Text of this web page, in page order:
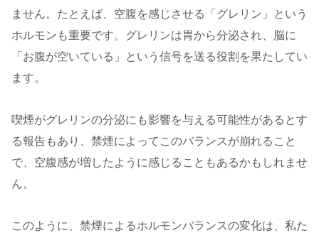
ません。たとえば、空腹を感じさせる「グレリン」という
ホルモンも重要です。グレリンは胃から分泌され、脳に
「お腹が空いている」という信号を送る役割を果たしてい
ます。
喫煙がグレリンの分泌にも影響を与える可能性があるとす
る報告もあり、禁煙によってこのバランスが崩れること
で、空腹感が増したように感じることもあるかもしれませ
ん。
このように、禁煙によるホルモンバランスの変化は、私た